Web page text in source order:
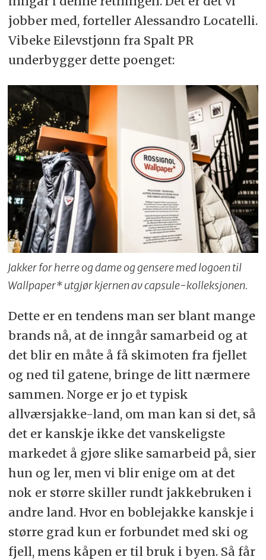
jobber med, forteller Alessandro Locatelli.
Vibeke Eilevstjønn fra Spalt PR
underbygger dette poenget:
Jakker for herre og dame og gensere med logoen til
Wallpaper* utgjør kjernen av capsule-kolleksjonen.
Dette er en tendens man ser blant mange
brands nå, at de inngår samarbeid og at
det blir en måte å få skimoten fra fjellet
og ned til gatene, bringe de litt nærmere
sammen. Norge er jo et typisk
allværsjakke-land, om man kan si det, så
det er kanskje ikke det vanskeligste
markedet å gjøre slike samarbeid på, sier
hun og ler, men vi blir enige om at det
nok er større skiller rundt jakkebruken i
andre land. Hvor en boblejakke kanskje i
større grad kun er forbundet med ski og
fjell, mens kåpen er til bruk i byen. Så får